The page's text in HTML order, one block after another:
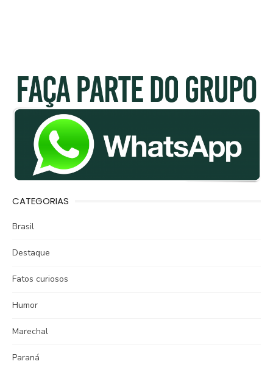
CATEGORIAS
Brasil
Destaque
Fatos curiosos
Humor
Marechal
Paraná